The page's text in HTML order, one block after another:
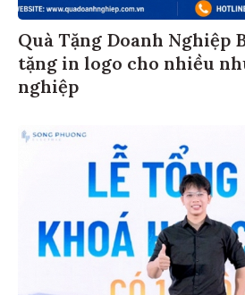
Quà Tặng Doanh Nghiệp
tặng in logo cho nhiều
nghiệp